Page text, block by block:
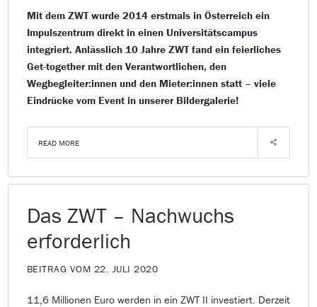
Mit dem ZWT wurde 2014 erstmals in Österreich ein
Impulszentrum direkt in einen Universitätscampus
integriert. Anlässlich 10 Jahre ZWT fand ein feierliches
Get-together mit den Verantwortlichen, den
Wegbegleiter:innen und den Mieter:innen statt – viele
Eindrücke vom Event in unserer Bildergalerie!
READ MORE
Das ZWT – Nachwuchs
erforderlich
BEITRAG VOM 22. JULI 2020
11,6 Millionen Euro werden in ein ZWT II investiert. Derzeit